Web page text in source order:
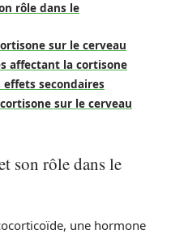
rôle dans le
sur le cerveau
affectant la cortisone
secondaires
sur le cerveau
son rôle dans le
une hormone